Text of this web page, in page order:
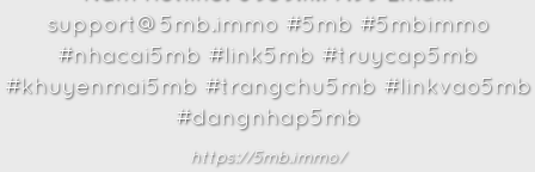
support@5mb.immo #5mb #5mbimmo
#nhacai5mb #link5mb #truycap5mb
#khuyenmai5mb #trangchu5mb #linkvao5mb
#dangnhap5mb
https://5mb.immo/